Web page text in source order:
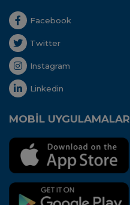
Facebook
Twitter
Instagram
Linkedin
MOBİL UYGULAMALAR